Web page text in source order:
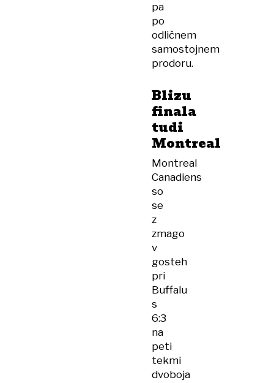
pa
po
odličnem
samostojnem
prodoru.
Blizu
finala
tudi
Montreal
Montreal
Canadiens
so
se
z
zmago
v
gosteh
pri
Buffalu
s
6:3
na
peti
tekmi
dvoboja